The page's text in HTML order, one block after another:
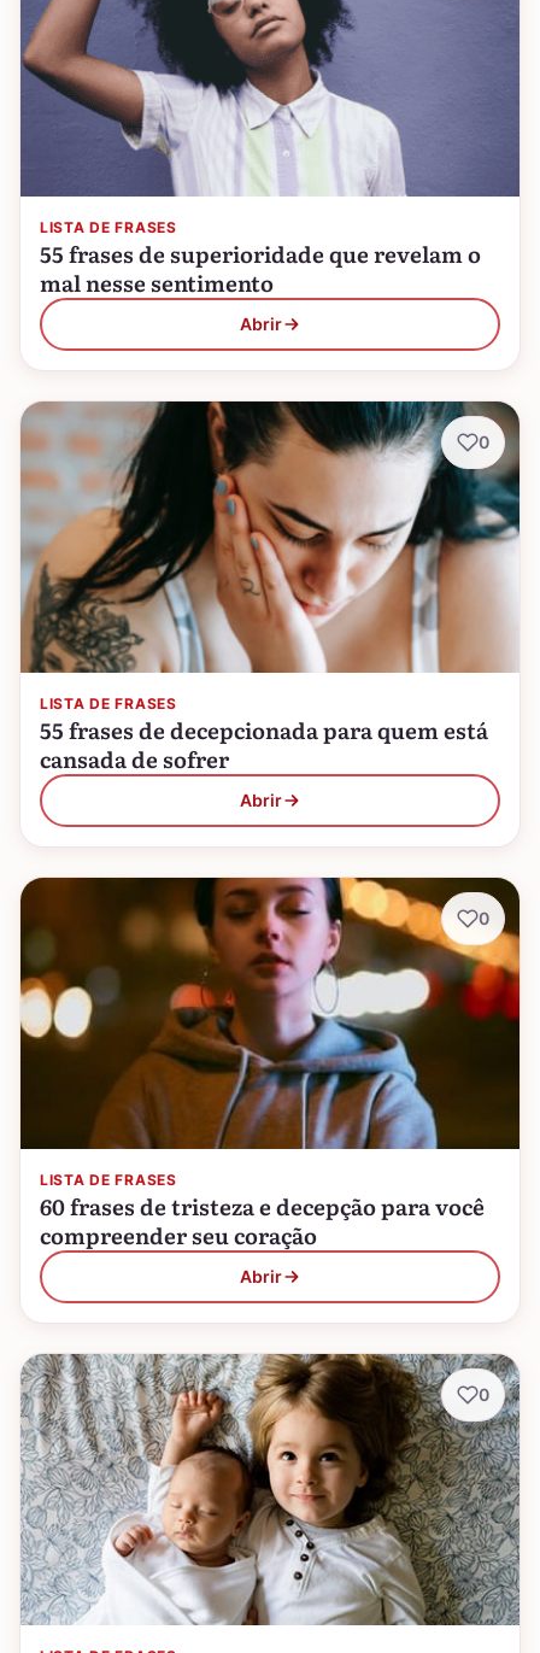
LISTA DE FRASES
55 frases de superioridade que revelam o
mal nesse sentimento
Abrir
LISTA DE FRASES
55 frases de decepcionada para quem está
cansada de sofrer
Abrir
0
LISTA DE FRASES
60 frases de tristeza e decepção para você
compreender seu coração
Abrir
0
0